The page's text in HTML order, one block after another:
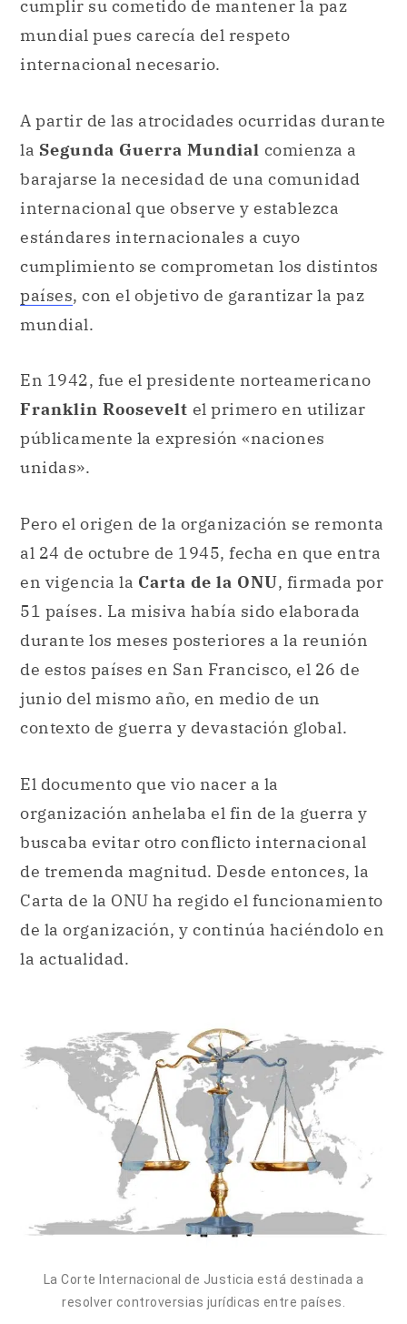
A partir de las atrocidades ocurridas durante
laSegunda Guerra Mundialcomienza a
barajarse la necesidad de una comunidad
estándares internacionales a cuyo
cumplimiento se comprometan los distintos
países, con el objetivo de garantizar la paz
mundial.
En 1942, fue el presidente norteamericano
Franklin Rooseveltel primero en utilizar
públicamente la expresión «naciones
Pero el origen de la organización se remonta
al 24 de octubre de 1945, fecha en que entra
en vigencia la
durante los meses posteriores a la reunión
de estos países en San Francisco, el 26 de
junio del mismo año, en medio de un
contexto de guerra y devastación global.
El documento que vio nacer a la
organización anhelaba el fin de la guerra y
buscaba evitar otro conflicto internacional
Carta de la ONU ha regido el funcionamiento
de la organización, y continúa haciéndolo en
la actualidad.
La Corte Internacional de Justicia está destinada a
resolver controversias jurídicas entre países.
historia de la ONU, podemos mencionar: